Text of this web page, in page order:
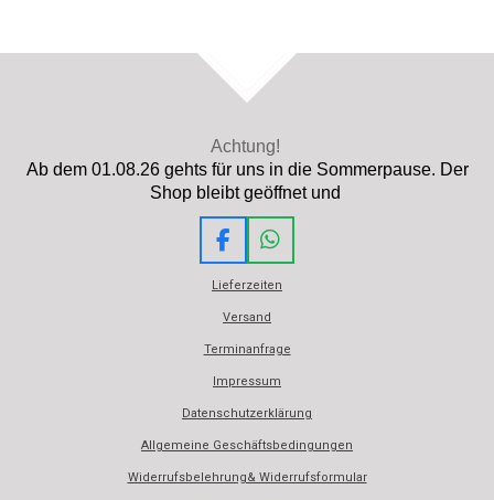
Achtung!
Ab dem 01.08.26 gehts für uns in die Sommerpause. Der
Shop bleibt geöffnet und
F
a
c
e
o
o
W
h
a
t
A
p
Lieferzeiten
Versand
Terminanfrage
Impressum
Datenschutzerklärung
Allgemeine Geschäftsbedingungen
Widerrufsbelehrung& Widerrufsformular